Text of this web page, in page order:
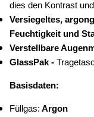
dies den Kontrast
Versiegeltes,
Feuchtigkeit und
Verstellbare
GlassPak -
Basisdaten:
Füllgas: Argon